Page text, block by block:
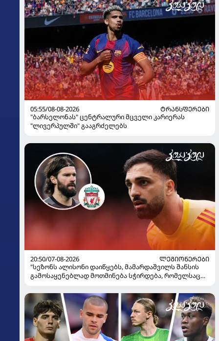
05:55/08-08-2026
ᲢᲠᲐᲜᲡᲤᲔᲠᲔᲑᲘ
"ბარსელონას" ცენტრალური მცველი კარიერას
"ლივერპულში" გააგრძელებს
20:50/07-08-2026
ᲚᲔᲒᲘᲝᲜᲔᲠᲔᲑᲘ
"სეზონს ალისონი დაიწყებს, მამარდაშვილს შანსის
გამოსაყენებლად მოთმინება სჭირდება, რომელსაც
ყოფილმა მეკარემ